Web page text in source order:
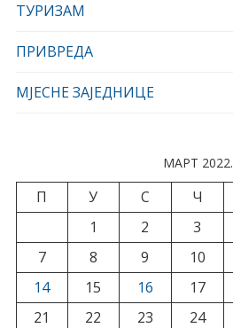
ТУРИЗАМ
ПРИВРЕДА
МЈЕСНЕ ЗАЈЕДНИЦЕ
МАРТ 2022.
П У С Ч
1
2 3
7
8 9 10
14
15 16 17
21
22 23 24